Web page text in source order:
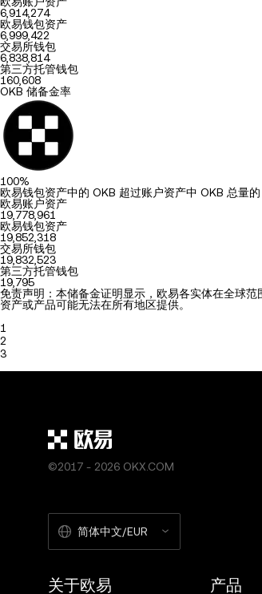
6,914,274
欧易钱包资产
6,999,422
交易所钱包
6,838,814
第三方托管钱包
160,608
OKB 储备金率
100%
欧易钱包资产中的 OKB 超过账户资产中 OKB 总量
欧易账户资产
19,778,961
欧易钱包资产
19,852,318
交易所钱包
19,832,523
第三方托管钱包
19,795
免责声明：本储备金证明显示，欧易各实体在全球
资产或产品可能无法在所有地区提供。
1
2
3
©2017 - 2026 OKX.COM
简体中文/EUR
关于欧易 产品